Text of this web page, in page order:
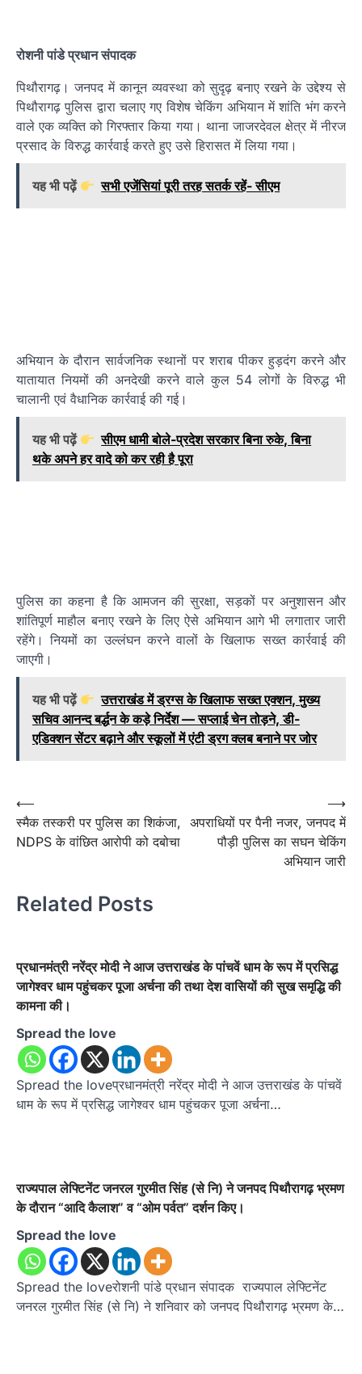
रोशनी पांडे प्रधान संपादक
पिथौरागढ़। जनपद में कानून व्यवस्था को सुदृढ़ बनाए रखने के उद्देश्य से
पिथौरागढ़ पुलिस द्वारा चलाए गए विशेष चेकिंग अभियान में शांति भंग करने
वाले एक व्यक्ति को गिरफ्तार किया गया। थाना जाजरदेवल क्षेत्र में नीरज
प्रसाद के विरुद्ध कार्रवाई करते हुए उसे हिरासत में लिया गया।
यह भी पढ़ें सभी एजेंसियां पूरी तरह सतर्क रहें- सीएम
अभियान के दौरान सार्वजनिक स्थानों पर शराब पीकर हुड़दंग करने और
यातायात नियमों की अनदेखी करने वाले कुल 54 लोगों के विरुद्ध भी
चालानी एवं वैधानिक कार्रवाई की गई।
यह भी पढ़ें
सीएम धामी बोले-प्रदेश सरकार बिना रुके, बिना
थके अपने हर वादे को कर रही है पूरा
पुलिस का कहना है कि आमजन की सुरक्षा, सड़कों पर अनुशासन और
शांतिपूर्ण माहौल बनाए रखने के लिए ऐसे अभियान आगे भी लगातार जारी
रहेंगे। नियमों का उल्लंघन करने वालों के खिलाफ सख्त कार्रवाई की
जाएगी।
यह भी पढ़ें
उत्तराखंड में ड्रग्स के खिलाफ सख्त एक्शन, मुख्य
सचिव आनन्द बर्द्धन के कड़े निर्देश — सप्लाई चेन तोड़ने, डी-
एडिक्शन सेंटर बढ़ाने और स्कूलों में एंटी ड्रग क्लब बनाने पर जोर
Post
navigation
⟵
स्मैक तस्करी पर पुलिस का शिकंजा,
NDPS के वांछित आरोपी को दबोचा
अपराधियों पर पैनी नजर, जनपद में
पौड़ी पुलिस का सघन चेकिंग
अभियान जारी
⟶
Related Posts
प्रधानमंत्री नरेंद्र मोदी ने आज उत्तराखंड के पांचवें धाम के रूप में प्रसिद्ध
जागेश्वर धाम पहुंचकर पूजा अर्चना की तथा देश वासियों की सुख समृद्धि की
कामना की।
Spread the love
Spread the loveप्रधानमंत्री नरेंद्र मोदी ने आज उत्तराखंड के पांचवें
धाम के रूप में प्रसिद्ध जागेश्वर धाम पहुंचकर पूजा अर्चना…
राज्यपाल लेफ्टिनेंट जनरल गुरमीत सिंह (से नि) ने जनपद पिथौरागढ़ भ्रमण
के दौरान “आदि कैलाश” व “ओम पर्वत” दर्शन किए।
Spread the love
Spread the loveरोशनी पांडे प्रधान संपादक राज्यपाल लेफ्टिनेंट
जनरल गुरमीत सिंह (से नि) ने शनिवार को जनपद पिथौरागढ़ भ्रमण के…